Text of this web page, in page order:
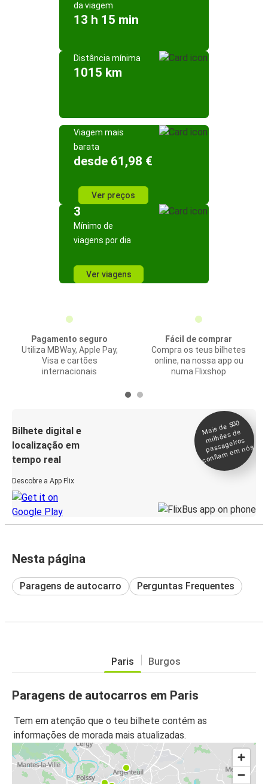
da viagem
13 h 15 min
Distância mínima
1015 km
Viagem mais
barata
desde 61,98 €
Ver preços
3
Mínimo de
viagens por dia
Ver viagens
Pagamento seguro
Utiliza MBWay, Apple Pay,
Visa e cartões
internacionais
Fácil de comprar
Compra os teus bilhetes
online, na nossa app ou
numa Flixshop
Bilhete digital e
localização em
tempo real
Descobre a App Flix
Mais de 500
milhões de
passageiros
confia
m e
m nós
Nesta página
Paragens de autocarro Perguntas Frequentes
Paris Burgos
Paragens de autocarros em Paris
Tem em atenção que o teu bilhete contém as
informações de morada mais atualizadas.